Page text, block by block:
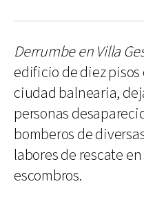
Derrumbe en Villa
edificio de diez pisos
ciudad balnearia,
personas
bomberos de
labores de rescate
escombros.